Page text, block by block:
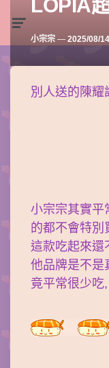
LOPIA
Posted
By
小宗宗 2025/08/14
別人送的陳耀
小宗宗其實平
的都不會特別
這款吃起來還
他品牌是不是
竟平常很少吃